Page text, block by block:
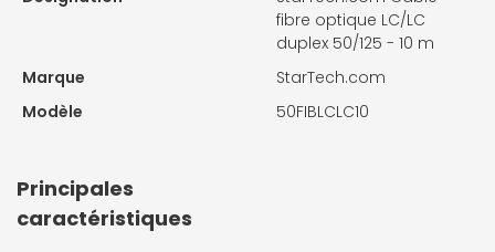
fibre optique LC/LC
duplex 50/125 - 10 m
Marque
StarTech.com
Modèle
50FIBLCLC10
Principales
caractéristiques